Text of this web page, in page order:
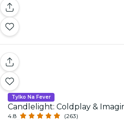
Tylko Na Fever
Candlelight: Coldplay &
4.8 (263)